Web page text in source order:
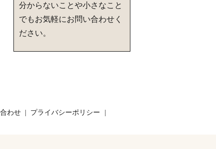
分からないことや小さなこと
でもお気軽にお問い合わせく
ださい。
わせ
プライバシーポリシー